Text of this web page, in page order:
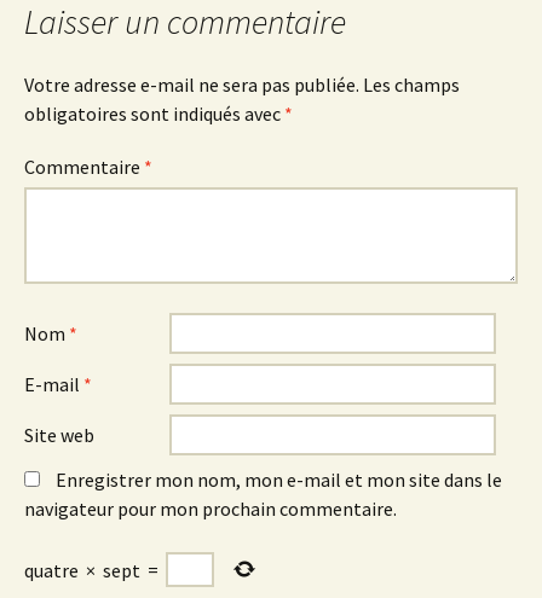
articles
Laisser un commentaire
Votre adresse e-mail ne sera pas publiée. Les champs
obligatoires sont indiqués avec *
Commentaire *
Nom *
E-mail *
Site web
Enregistrer mon nom, mon e-mail et mon site dans le
navigateur pour mon prochain commentaire.
quatre × sept =